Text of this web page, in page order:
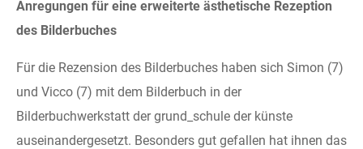
Anregungen für eine erweiterte ästhetische Rezeption
des Bilderbuches
Für die Rezension des Bilderbuches haben sich Simon (7)
und Vicco (7) mit dem Bilderbuch in der
Bilderbuchwerkstatt der grund_schule der künste
auseinandergesetzt. Besonders gut gefallen hat ihnen das